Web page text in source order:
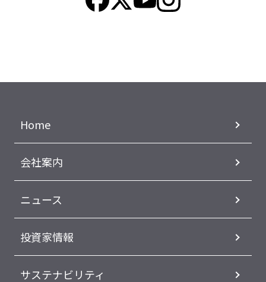
Home
会社案内
ニュース
投資家情報
サステナビリティ